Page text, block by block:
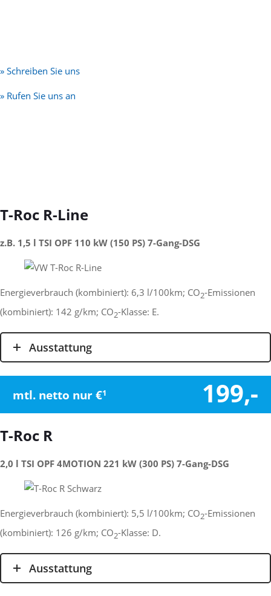
» Schreiben Sie uns
» Rufen Sie uns an
T-Roc R-Line
z.B. 1,5 l TSI OPF 110 kW (150 PS) 7-Gang-DSG
Energieverbrauch (kombiniert): 6,3 l/100km; CO2-Emissionen
(kombiniert): 142 g/km; CO2-Klasse: E.
Ausstattung
mtl. netto nur €1 199,-
T-Roc R
2,0 l TSI OPF 4MOTION 221 kW (300 PS) 7-Gang-DSG
Energieverbrauch (kombiniert): 5,5 l/100km; CO2-Emissionen
(kombiniert): 126 g/km; CO2-Klasse: D.
Ausstattung